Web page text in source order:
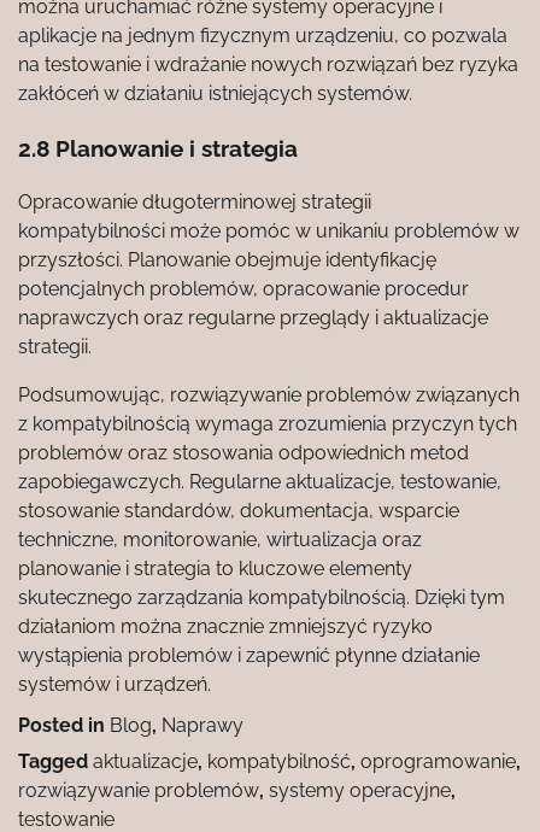
można uruchamiać różne systemy operacyjne i
aplikacje na jednym fizycznym urządzeniu, co pozwala
na testowanie i wdrażanie nowych rozwiązań bez ryzyka
zakłóceń w działaniu istniejących systemów.
2.8 Planowanie i strategia
Opracowanie długoterminowej strategii
kompatybilności może pomóc w unikaniu problemów w
przyszłości. Planowanie obejmuje identyfikację
potencjalnych problemów, opracowanie procedur
naprawczych oraz regularne przeglądy i aktualizacje
strategii.
Podsumowując, rozwiązywanie problemów związanych
z kompatybilnością wymaga zrozumienia przyczyn tych
problemów oraz stosowania odpowiednich metod
zapobiegawczych. Regularne aktualizacje, testowanie,
stosowanie standardów, dokumentacja, wsparcie
techniczne, monitorowanie, wirtualizacja oraz
planowanie i strategia to kluczowe elementy
skutecznego zarządzania kompatybilnością. Dzięki tym
działaniom można znacznie zmniejszyć ryzyko
wystąpienia problemów i zapewnić płynne działanie
systemów i urządzeń.
Posted in Blog, Naprawy
Tagged aktualizacje, kompatybilność, oprogramowanie,
rozwiązywanie problemów, systemy operacyjne,
testowanie